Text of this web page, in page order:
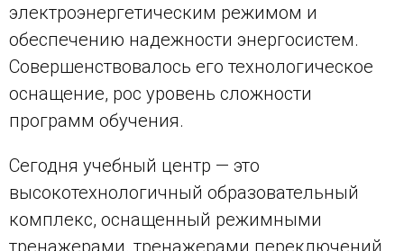
электроэнергетическим режимом и
обеспечению надежности энергосистем.
Совершенствовалось его технологическое
оснащение, рос уровень сложности
программ обучения.
Сегодня учебный центр — это
высокотехнологичный образовательный
комплекс, оснащенный режимными
тренажерами, тренажерами переключений